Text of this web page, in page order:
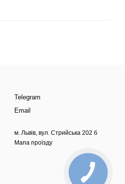
Telegram
Email
м. Львів, вул. Стрийська 202 б
Мапа проїзду